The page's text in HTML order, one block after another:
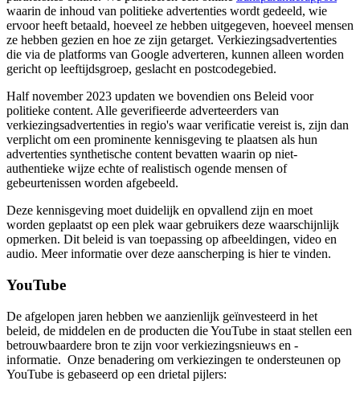
waarin de inhoud van politieke advertenties wordt gedeeld, wie
ervoor heeft betaald, hoeveel ze hebben uitgegeven, hoeveel mensen
ze hebben gezien en hoe ze zijn getarget. Verkiezingsadvertenties
die via de platforms van Google adverteren, kunnen alleen worden
gericht op leeftijdsgroep, geslacht en postcodegebied.
Half november 2023 updaten we bovendien ons Beleid voor
politieke content. Alle geverifieerde adverteerders van
verkiezingsadvertenties in regio's waar verificatie vereist is, zijn dan
verplicht om een prominente kennisgeving te plaatsen als hun
advertenties synthetische content bevatten waarin op niet-
authentieke wijze echte of realistisch ogende mensen of
gebeurtenissen worden afgebeeld.
Deze kennisgeving moet duidelijk en opvallend zijn en moet
worden geplaatst op een plek waar gebruikers deze waarschijnlijk
opmerken. Dit beleid is van toepassing op afbeeldingen, video en
audio. Meer informatie over deze aanscherping is hier te vinden.
YouTube
De afgelopen jaren hebben we aanzienlijk geïnvesteerd in het
beleid, de middelen en de producten die YouTube in staat stellen een
betrouwbaardere bron te zijn voor verkiezingsnieuws en -
informatie. Onze benadering om verkiezingen te ondersteunen op
YouTube is gebaseerd op een drietal pijlers: